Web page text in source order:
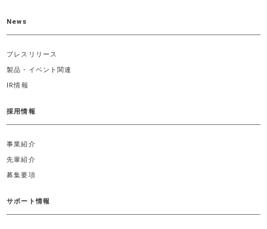
News
プレスリリース
製品・イベント関連
IR情報
採用情報
事業紹介
先輩紹介
募集要項
サポート情報